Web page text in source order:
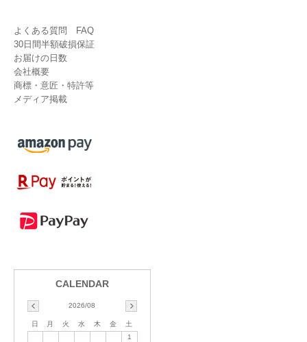
よくある質問 FAQ
30日間半額破損保証
お届けの日数
会社概要
商標・意匠・特許等
メディア掲載
2026/08
日 月 火 水 木 金
土
1